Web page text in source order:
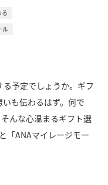
る
ル
予定でしょうか。ギフ
も伝わるはず。何で
んな心温まるギフト選
「ANAマイレージモー